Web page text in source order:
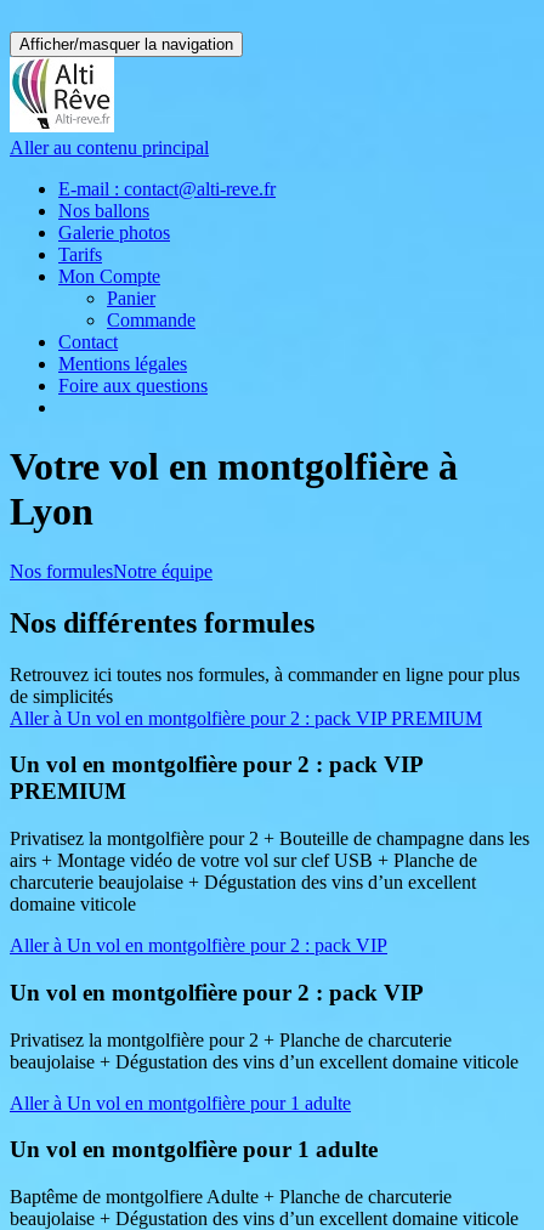
Afficher/masquer la navigation
Aller au contenu principal
E-mail : contact@alti-reve.fr
Nos ballons
Galerie photos
Tarifs
Mon Compte
Panier
Commande
Contact
Mentions légales
Foire aux questions
Votre vol en montgolfière à
Lyon
Nos formulesNotre équipe
Nos différentes formules
Retrouvez ici toutes nos formules, à commander en ligne pour plus
de simplicités
Aller à Un vol en montgolfière pour 2 : pack VIP PREMIUM
Un vol en montgolfière pour 2 : pack VIP
PREMIUM
Privatisez la montgolfière pour 2 + Bouteille de champagne dans les
airs + Montage vidéo de votre vol sur clef USB + Planche de
charcuterie beaujolaise + Dégustation des vins d’un excellent
domaine viticole
Aller à Un vol en montgolfière pour 2 : pack VIP
Un vol en montgolfière pour 2 : pack VIP
Privatisez la montgolfière pour 2 + Planche de charcuterie
beaujolaise + Dégustation des vins d’un excellent domaine viticole
Aller à Un vol en montgolfière pour 1 adulte
Un vol en montgolfière pour 1 adulte
Baptême de montgolfiere Adulte + Planche de charcuterie
beaujolaise + Dégustation des vins d’un excellent domaine viticole